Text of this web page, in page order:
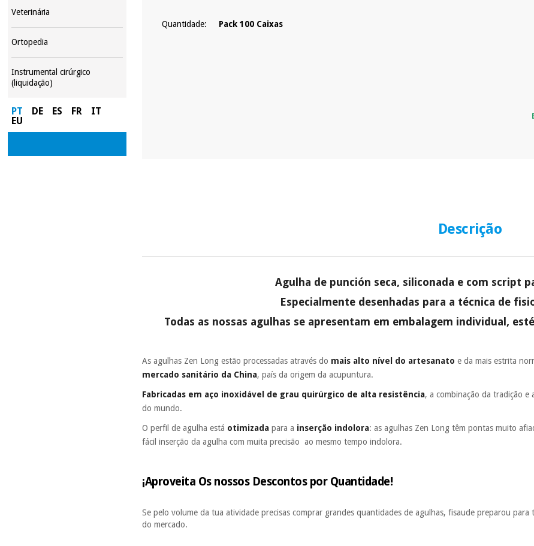
Veterinária
Ortopedia
Instrumental cirúrgico
(liquidação)
PT DE ES FR
IT
EU
Quantidade: Pack 100 Caixas
Descrição
Agulha de punción seca, siliconada e com script
Especialmente desenhadas para a técnica de
Todas as nossas agulhas se apresentam em embalagem individual,
As agulhas Zen Long estão processadas através do mais alto nível do artesanato e da mais estrita
mercado sanitário da China, país da origem da acupuntura.
Fabricadas em aço inoxidável de grau quirúrgico de alta resistência, a combinação da tradição e
do mundo.
O perfil de agulha está otimizadapara a inserção indolora: as agulhas Zen Long têm pontas muito
fácil inserção da agulha com muita precisão ao mesmo tempo indolora.
¡Aproveita Os nossos Descontos por Quantidade!
Se pelo volume da tua atividade precisas comprar grandes quantidades de agulhas, fisaude preparou
do mercado.